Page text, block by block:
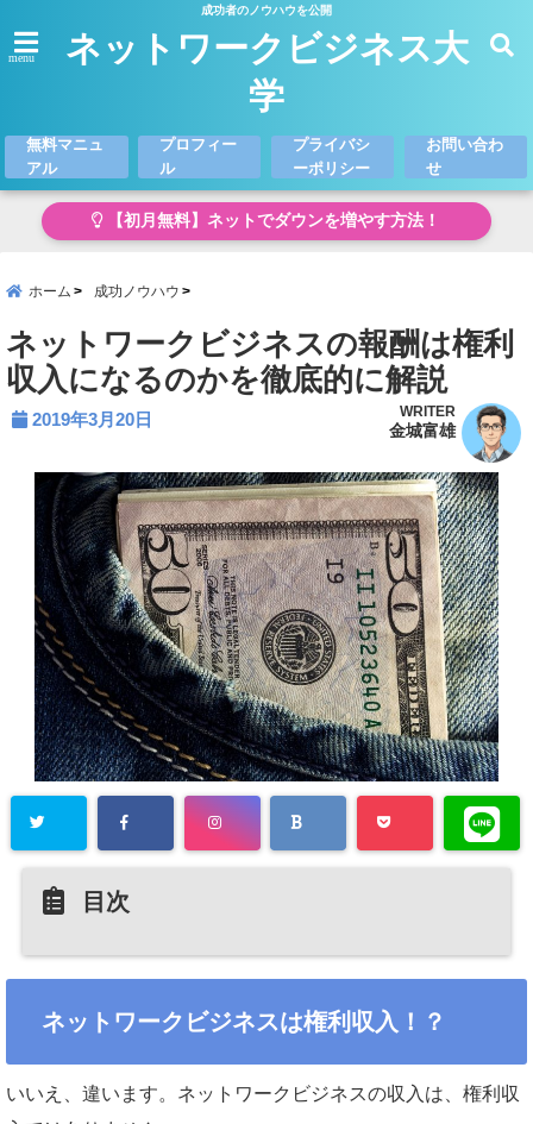
成功者のノウハウを公開
menu
ネットワークビジネス大
学
無料マニュ
アル
プロフィー
ル
プライバシ
ーポリシー
お問い合わ
せ
【初月無料】ネットでダウンを増やす方法！
ホーム 成功ノウハウ
ネットワークビジネスの報酬は権利
収入になるのかを徹底的に解説
2019年3月20日 WRITER
金城富雄
目次
ネットワークビジネスは権利収入！？
いいえ、違います。ネットワークビジネスの収入は、権利収